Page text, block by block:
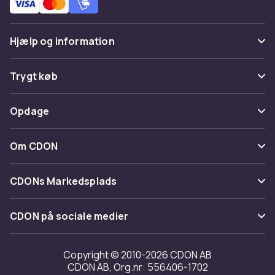
Farve
Hvid
Varenr.
7adfab4c-12bc-5a8f-8b18-59f9bec1604a
Produktsikkerhedsinformation
Hjælp og information
Ofte stillede spørgsmål
Spor pakke
Fortryd & returner her
Kontakt os
Trygt køb
Betaling
Levering
Tilbagekaldelser
Opdage
Kategorier
Maerke
Om CDON
Om os
Kundeanmeldelser
Arbejd på CDON
Investor relations
CDONs Markedsplads
Merchant Help Center
CDON på sociale medier
Copyright © 2010-2026 CDON AB
CDON AB, Org.nr: 556406-1702